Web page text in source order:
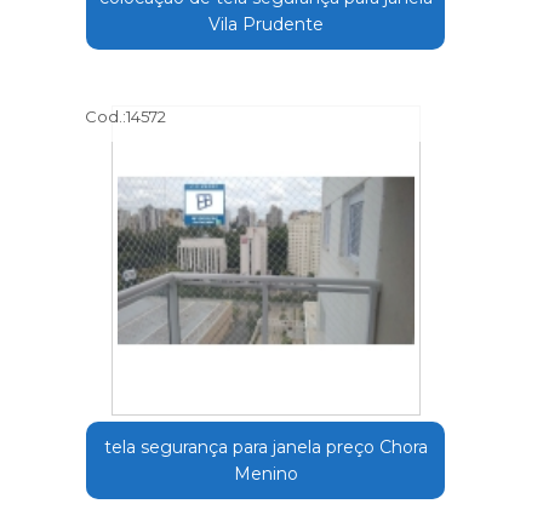
Vila Prudente
Cod.:14572
tela segurança para janela preço Chora
Menino